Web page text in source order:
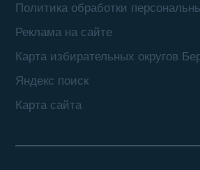
Политика обработки
Реклама на сайте
Карта избирательных округов
Яндекс поиск
Карта сайта